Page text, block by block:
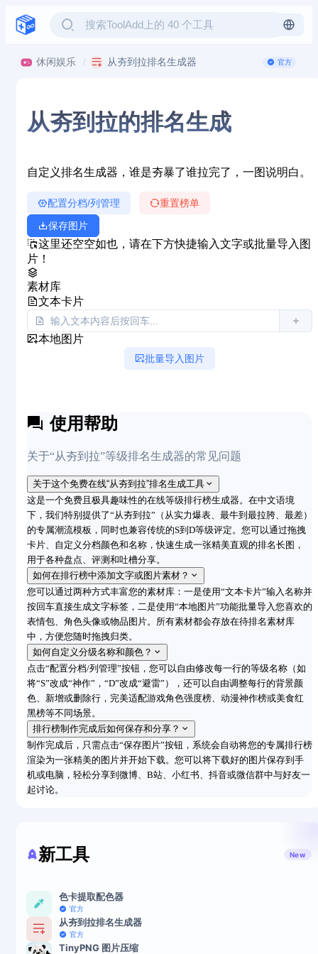
休闲娱乐 从夯到拉排名生成器 官方
从夯到拉的排名生成
自定义排名生成器，谁是夯暴了谁拉完了，一图说明白。
配置分档/列管理
重置榜单
保存图片
这里还空空如也，请在下方快捷输入文字或批量导入图
片！
素材库
文本卡片
本地图片
批量导入图片
使用帮助
关于“从夯到拉”等级排名生成器的常见问题
关于这个免费在线“从夯到拉”排名生成工具
这是一个免费且极具趣味性的在线等级排行榜生成器。在中文语境
下，我们特别提供了“从夯到拉”（从实力爆表、最牛到最拉胯、最差）
的专属潮流模板，同时也兼容传统的S到D等级评定。您可以通过拖拽
卡片、自定义分档颜色和名称，快速生成一张精美直观的排名长图，
用于各种盘点、评测和吐槽分享。
如何在排行榜中添加文字或图片素材？
您可以通过两种方式丰富您的素材库：一是使用“文本卡片”输入名称并
按回车直接生成文字标签，二是使用“本地图片”功能批量导入您喜欢的
表情包、角色头像或物品图片。所有素材都会存放在待排名素材库
中，方便您随时拖拽归类。
如何自定义分级名称和颜色？
点击“配置分档/列管理”按钮，您可以自由修改每一行的等级名称（如
将“S”改成“神作”，“D”改成“避雷”），还可以自由调整每行的背景颜
色、新增或删除行，完美适配游戏角色强度榜、动漫神作榜或美食红
黑榜等不同场景。
排行榜制作完成后如何保存和分享？
制作完成后，只需点击“保存图片”按钮，系统会自动将您的专属排行榜
渲染为一张精美的图片并开始下载。您可以将下载好的图片保存到手
机或电脑，轻松分享到微博、B站、小红书、抖音或微信群中与好友一
起讨论。
新工具 New
色卡提取配色器
官方
从夯到拉排名生成器
官方
TinyPNG 图片压缩